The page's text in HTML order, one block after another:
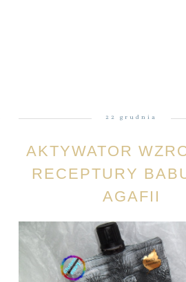
22 grudnia
AKTYWATOR
RECEPTURY
AGAFII